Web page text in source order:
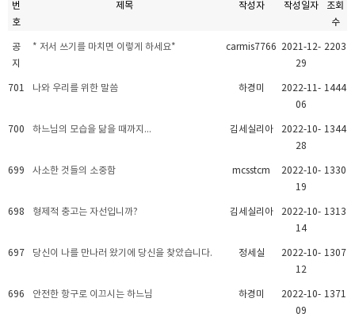
번
호
제목 작성자 작성일자
조회
수
공
지
* 저서 쓰기를 마치면 이렇게 하세요* carmis7766 2021-12-
29
2203
701 나와 우리를 위한 말씀 하경미
2022-11-
06
1444
700 하느님의 모습을 닮을 때까지... 김세실리아
2022-10-
28
1344
699 사소한 것들의 소중함 mcsstcm
2022-10-
19
1330
698 형제적 충고는 자선입니까? 김세실리아
2022-10-
14
1313
697 당신이 나를 만나러 왔기에 당신을 찾았습니다. 정세실
2022-10-
12
1307
696 안전한 항구로 이끄시는 하느님 하경미
2022-10-
09
1371